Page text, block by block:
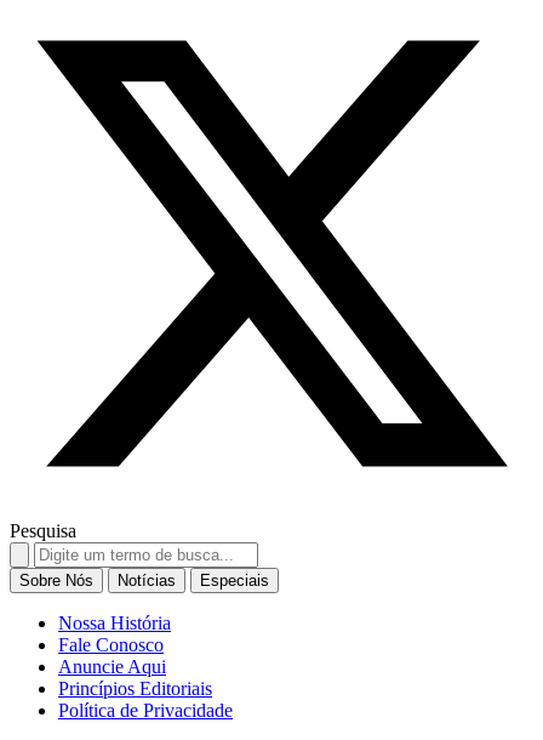
Pesquisa
Search
for:
Sobre Nós Notícias Especiais
Nossa História
Fale Conosco
Anuncie Aqui
Princípios Editoriais
Política de Privacidade